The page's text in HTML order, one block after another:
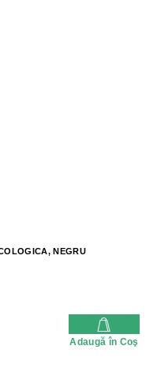
NEGRU
Adaugă în Coş